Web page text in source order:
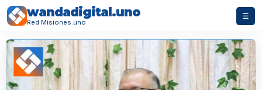
wandadigital.uno
Red Misiones.uno
☰